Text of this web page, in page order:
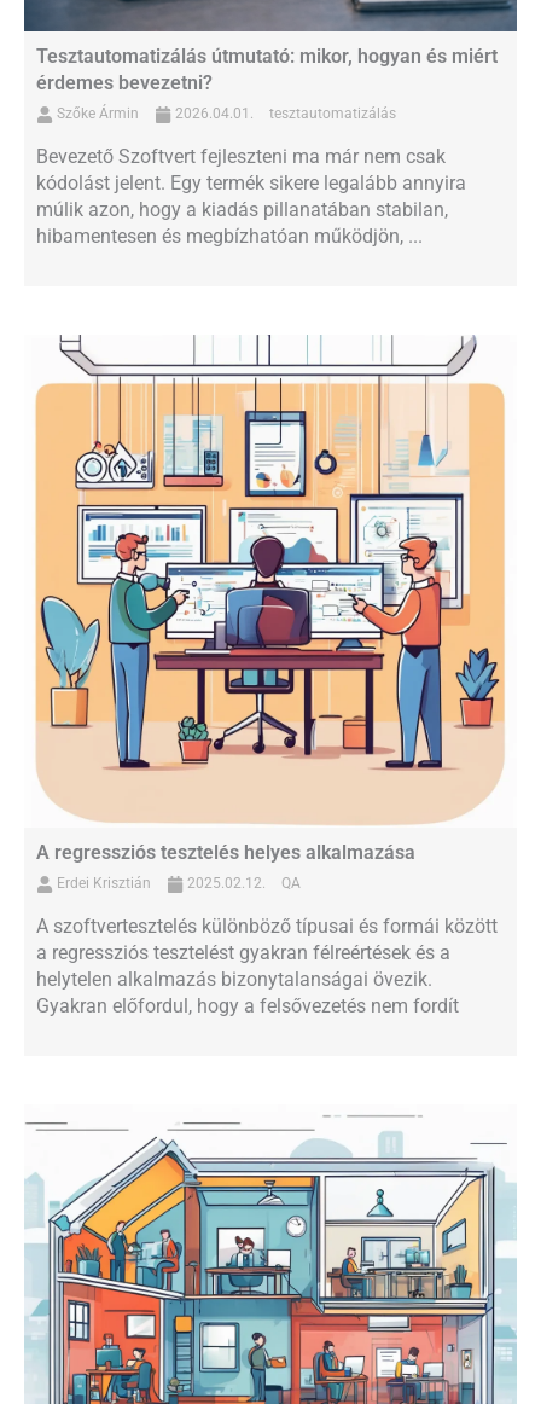
Tesztautomatizálás útmutató: mikor, hogyan és miért
érdemes bevezetni?
Szőke Ármin 2026.04.01. tesztautomatizálás
Bevezető Szoftvert fejleszteni ma már nem csak
kódolást jelent. Egy termék sikere legalább annyira
múlik azon, hogy a kiadás pillanatában stabilan,
hibamentesen és megbízhatóan működjön, ...
A regressziós tesztelés helyes alkalmazása
Erdei Krisztián 2025.02.12. QA
A szoftvertesztelés különböző típusai és formái között
a regressziós tesztelést gyakran félreértések és a
helytelen alkalmazás bizonytalanságai övezik.
Gyakran előfordul, hogy a felsővezetés nem fordít